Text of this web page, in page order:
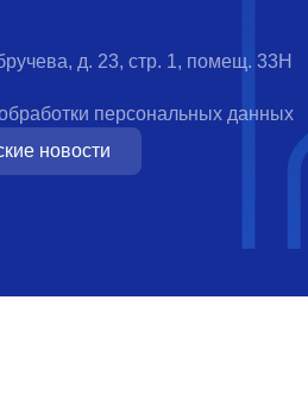
д. 23, стр. 1, помещ. 33Н
персональных данных
новости